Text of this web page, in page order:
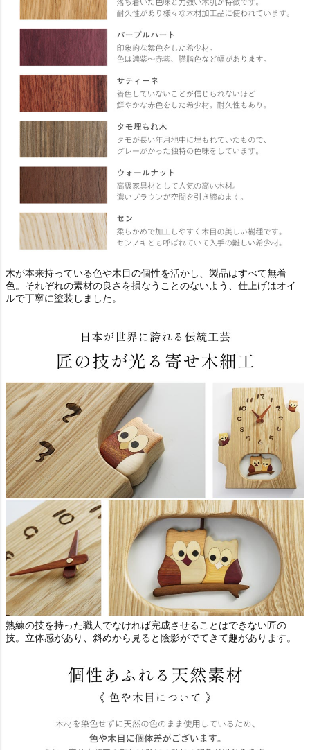
木が本来持っている色や木目の個性を活かし、製品はすべて無着
色。それぞれの素材の良さを損なうことのないよう、仕上げはオイ
ルで丁寧に塗装しました。
熟練の技を持った職人でなければ完成させることはできない匠の
技。立体感があり、斜めから見ると陰影がでてきて趣があります。